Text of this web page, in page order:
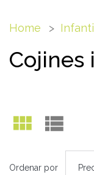
Home
Cojines
Ordenar por